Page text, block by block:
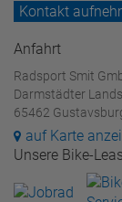
Kontakt
Anfahrt
Radsport Smit
Darmstädter
65462
auf Karte
Unsere Bike-